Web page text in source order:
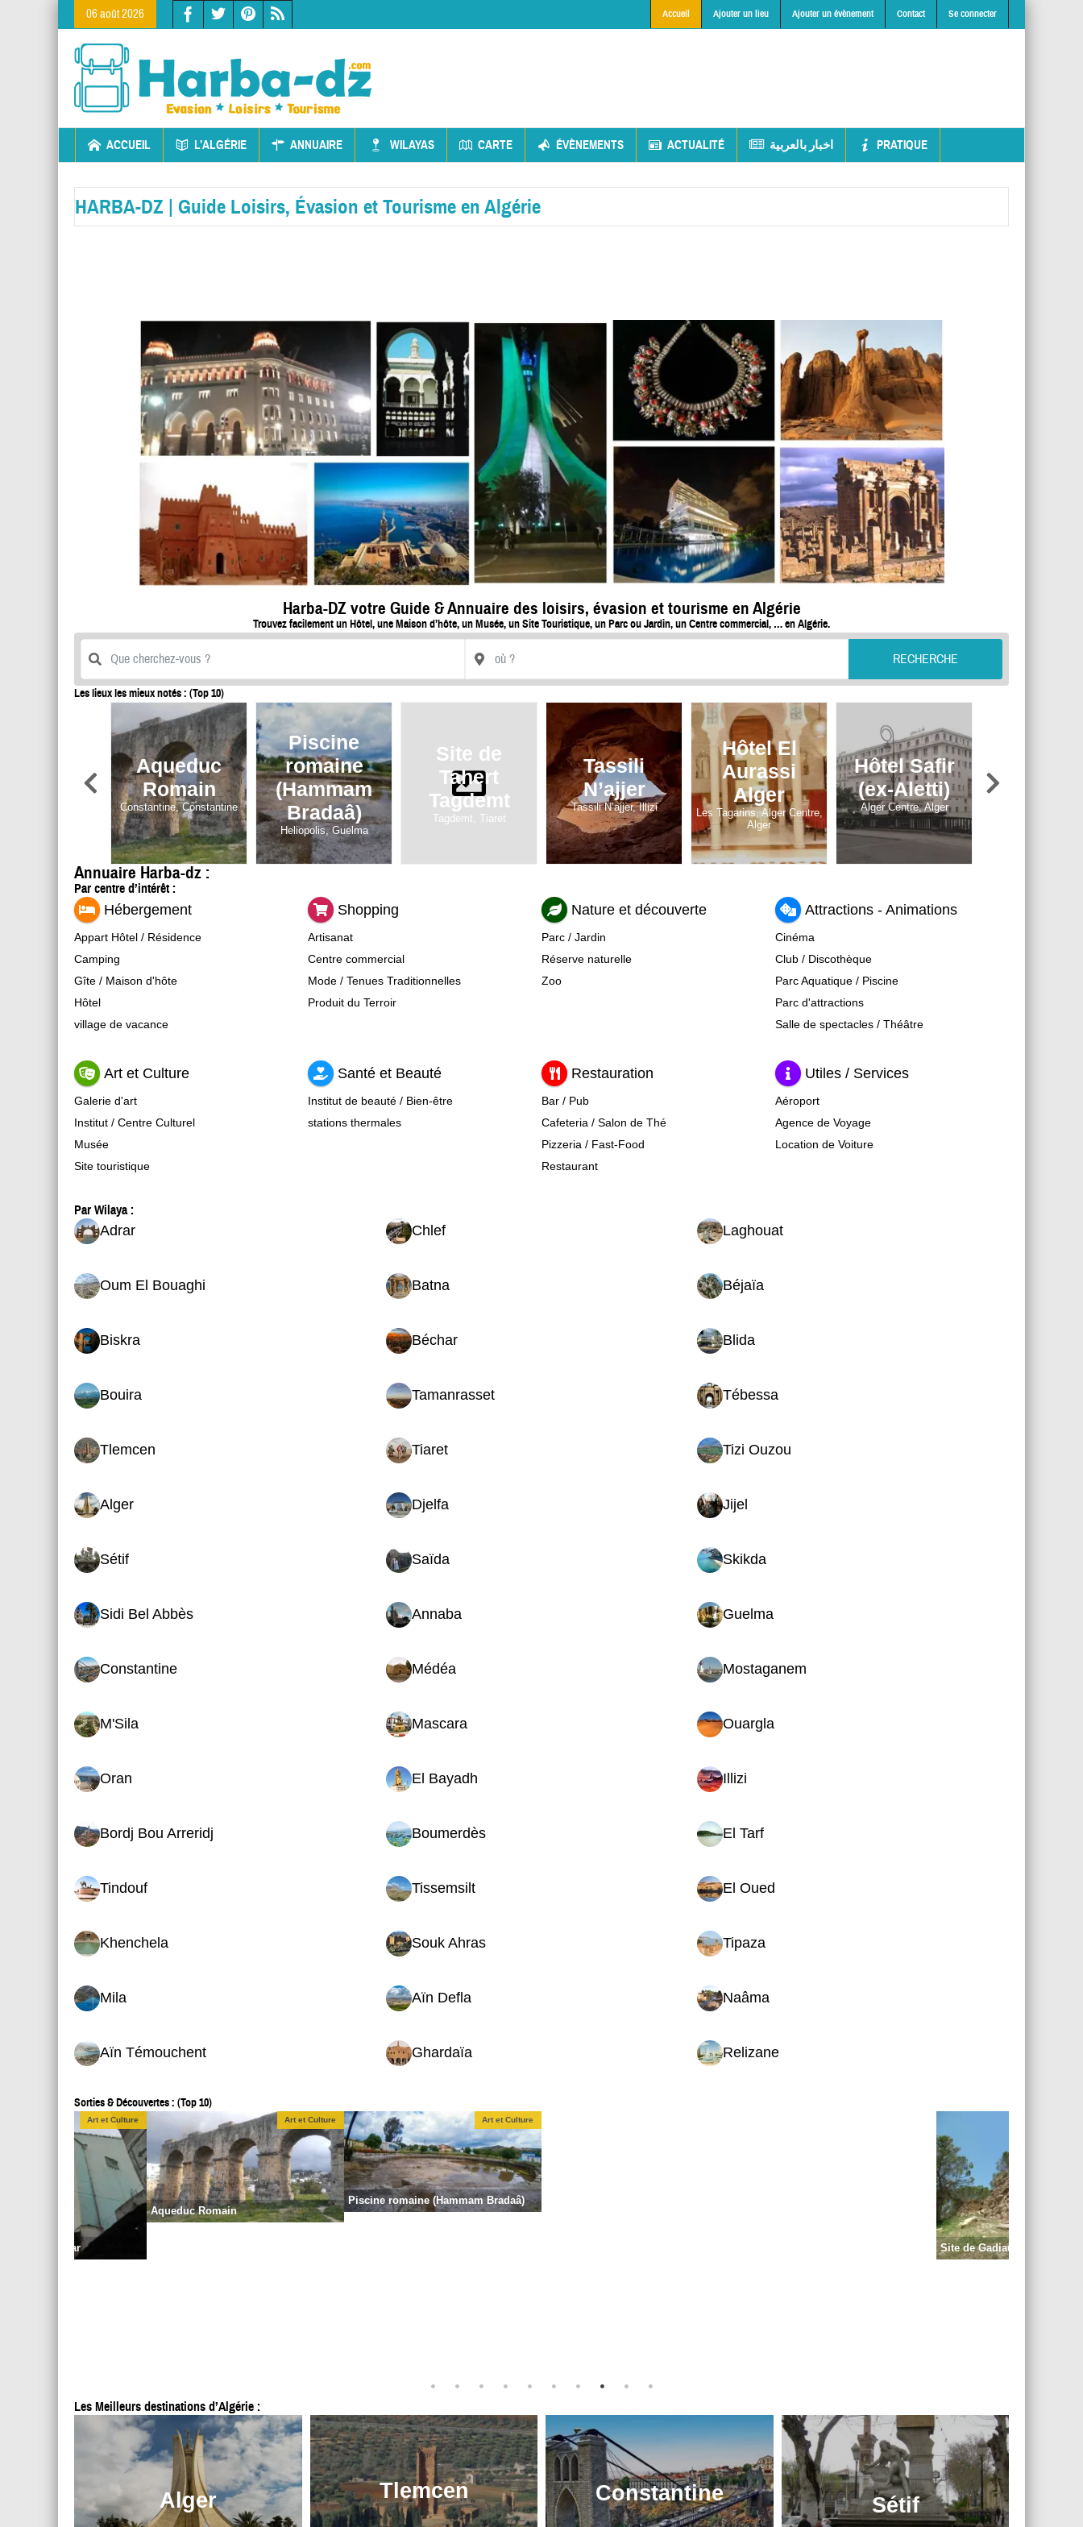
06 août 2026 Accueil Ajouter un lieu Ajouter un évènement Contact Se connecter
ACCUEIL L’ALGÉRIE ANNUAIRE WILAYAS CARTE ÉVÈNEMENTS ACTUALITÉ اخبار بالعربية PRATIQUE
HARBA-DZ | Guide Loisirs, Évasion et Tourisme en Algérie
Harba-DZ votre Guide & Annuaire des loisirs, évasion et tourisme en Algérie
Trouvez facilement un Hôtel, une Maison d’hôte, un Musée, un Site Touristique, un Parc ou Jardin, un Centre commercial, … en Algérie.
RECHERCHE
Les lieux les mieux notés : (Top 10)
Lakhdar
Aqueduc
Romain
Constantine, Constantine
Piscine
romaine
(Hammam
Bradaâ)
Heliopolis, Guelma
Site de
Tahert
Tagdemt
Tagdemt, Tiaret
Tassili
N’ajjer
Tassili N’ajjer, Illizi
Hôtel El
Aurassi
Alger
Les Tagarins, Alger Centre,
Alger
Hôtel Safir
(ex-Aletti)
Alger Centre, Alger
Santa-
Annuaire Harba-dz :
Par centre d’intérêt :
Hébergement
Appart Hôtel / Résidence
Camping
Gîte / Maison d'hôte
Hôtel
village de vacance
Shopping
Artisanat
Centre commercial
Mode / Tenues Traditionnelles
Produit du Terroir
Nature et découverte
Parc / Jardin
Réserve naturelle
Zoo
Attractions - Animations
Cinéma
Club / Discothèque
Parc Aquatique / Piscine
Parc d'attractions
Salle de spectacles / Théâtre
Art et Culture
Galerie d'art
Institut / Centre Culturel
Musée
Site touristique
Santé et Beauté
Institut de beauté / Bien-être
stations thermales
Restauration
Bar / Pub
Cafeteria / Salon de Thé
Pizzeria / Fast-Food
Restaurant
Utiles / Services
Aéroport
Agence de Voyage
Location de Voiture
Par Wilaya :
Adrar Chlef Laghouat
Oum El Bouaghi Batna Béjaïa
Biskra Béchar Blida
Bouira Tamanrasset Tébessa
Tlemcen Tiaret Tizi Ouzou
Alger Djelfa Jijel
Sétif Saïda Skikda
Sidi Bel Abbès Annaba Guelma
Constantine Médéa Mostaganem
M'Sila Mascara Ouargla
Oran El Bayadh Illizi
Bordj Bou Arreridj Boumerdès El Tarf
Tindouf Tissemsilt El Oued
Khenchela Souk Ahras Tipaza
Mila Aïn Defla Naâma
Aïn Témouchent Ghardaïa Relizane
Sorties & Découvertes : (Top 10)
Art et Culture
Sidi Lakhdar
Art et Culture
Aqueduc Romain
Art et Culture
Piscine romaine (Hammam Bradaâ)
Site de Gadiaufala (Ksar
Les Meilleurs destinations d’Algérie :
Alger Tlemcen Constantine Sétif